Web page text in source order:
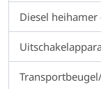
Diesel heihamer